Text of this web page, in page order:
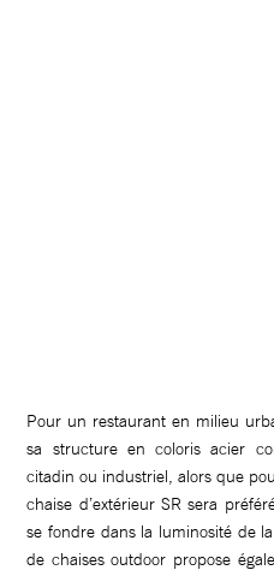
Pour un restaurant en milieu
sa structure en coloris acier
citadin ou industriel, alors que
chaise d’extérieur SR sera
se fondre dans la luminosité de
de chaises outdoor propose